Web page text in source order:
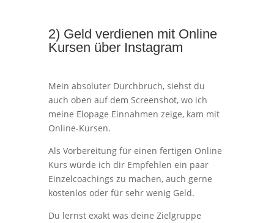
2) Geld verdienen mit Online
Kursen über Instagram
Mein absoluter Durchbruch, siehst du
auch oben auf dem Screenshot, wo ich
meine Elopage Einnahmen zeige, kam mit
Online-Kursen.
Als Vorbereitung für einen fertigen Online
Kurs würde ich dir Empfehlen ein paar
Einzelcoachings zu machen, auch gerne
kostenlos oder für sehr wenig Geld.
Du lernst exakt was deine Zielgruppe